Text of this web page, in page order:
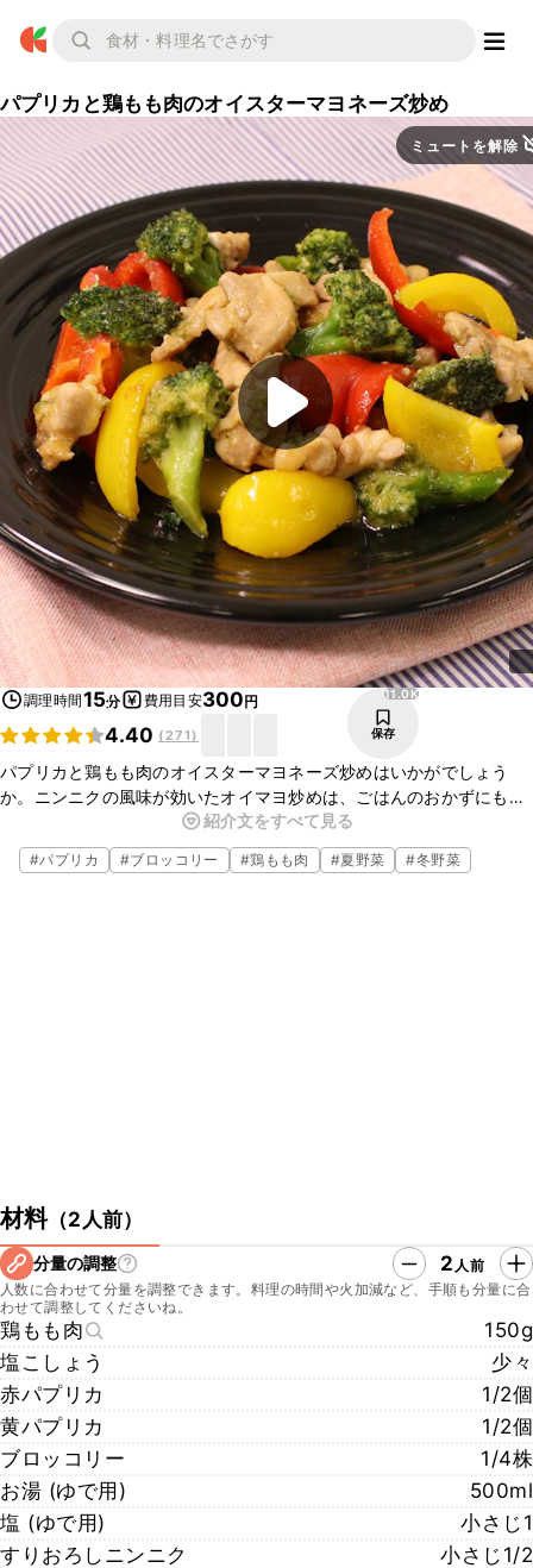
パプリカと鶏もも肉のオイスターマヨネーズ炒め
ミュートを解除
調理時間15分 費用目安300円
4.40 (271)
11.0K
保存
パプリカと鶏もも肉のオイスターマヨネーズ炒めはいかがでしょう
か。ニンニクの風味が効いたオイマヨ炒めは、ごはんのおかずにも、
お酒のおつまみにもよく合いますよ。パプリカとブロッコリーを使
い、彩りよく仕上げました。ぜひお試しくださいね。
紹介文をすべて見る
#パプリカ #ブロッコリー #鶏もも肉 #夏野菜 #冬野菜
材料（2人前）
分量の調整 2 人前
人数に合わせて分量を調整できます。料理の時間や火加減など、手順も分量に合
わせて調整してくださいね。
鶏もも肉
150g
塩こしょう
少々
赤パプリカ
1/2個
黄パプリカ
1/2個
ブロッコリー
1/4株
お湯 (ゆで用)
500ml
塩 (ゆで用)
小さじ1
すりおろしニンニク
小さじ1/2